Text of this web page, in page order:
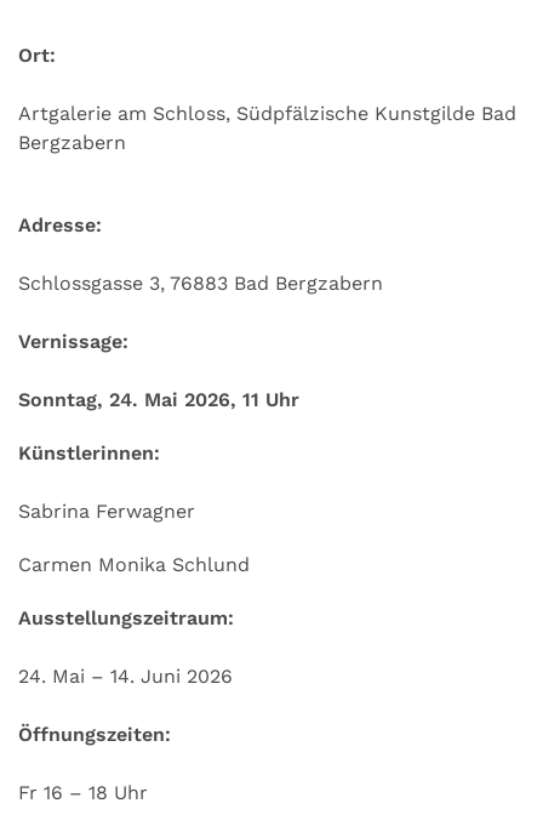
Ort:
Artgalerie am Schloss, Südpfälzische Kunstgilde Bad
Bergzabern
Adresse:
Schlossgasse 3, 76883 Bad Bergzabern
Vernissage:
Sonntag, 24. Mai 2026, 11 Uhr
Künstlerinnen:
Sabrina Ferwagner
Carmen Monika Schlund
Ausstellungszeitraum:
24. Mai – 14. Juni 2026
Öffnungszeiten:
Fr 16 – 18 Uhr